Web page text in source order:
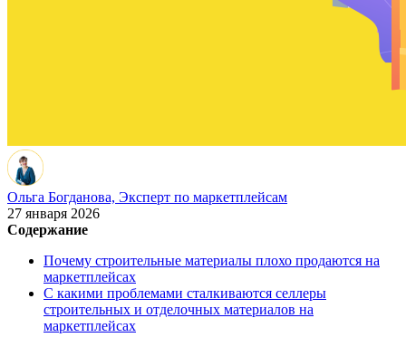
Ольга Богданова, Эксперт по маркетплейсам
27 января 2026
Содержание
Почему строительные материалы плохо продаются на
маркетплейсах
С какими проблемами сталкиваются селлеры
строительных и отделочных материалов на
маркетплейсах